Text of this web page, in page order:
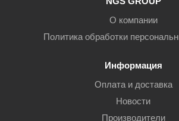
О компании
Политика обработки
Информация
Оплата и доставка
Новости
Производители